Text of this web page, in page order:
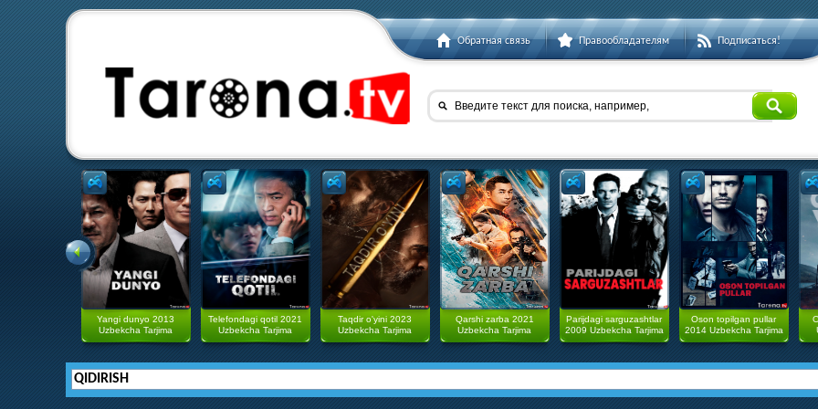
Обратная связь Правообладателям Подписаться!
Введите текст для поиска, например,
Yangi dunyo 2013
Uzbekcha Tarjima
Telefondagi qotil 2021
Uzbekcha Tarjima
Taqdir o'yini 2023
Uzbekcha Tarjima
Qarshi zarba 2021
Uzbekcha Tarjima
Parijdagi sarguzashtlar
2009 Uzbekcha Tarjima
Oson topilgan pullar
2014 Uzbekcha Tarjima